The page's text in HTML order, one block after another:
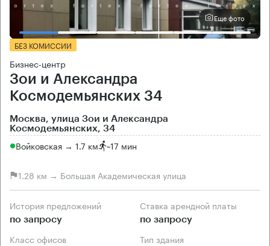
Еще фото
БЕЗ КОМИССИИ
Бизнес-центр
Зои и Александра
Космодемьянских 34
Москва, улица Зои и Александра
Космодемьянских, 34
Войковская → 1.7 км ~17 мин
1.28 км → Большая Академическая улица
История предложений
по запросу
Ставка арендной платы
по запросу
Класс офисов Тип здания